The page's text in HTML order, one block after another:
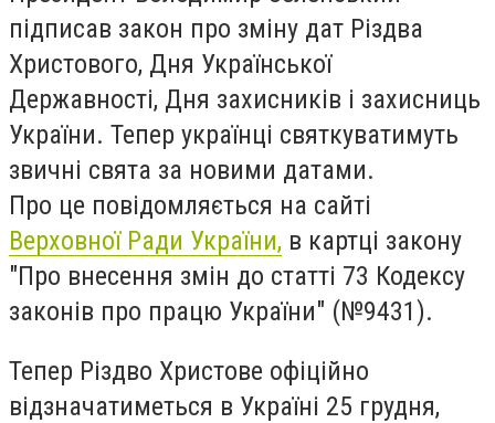
підписав закон про зміну дат Різдва
Христового, Дня Української
Державності, Дня захисників і захисниць
України. Тепер українці святкуватимуть
звичні свята за новими датами.
Про це повідомляється на сайті
Верховної Ради України, в картці закону
"Про внесення змін до статті 73 Кодексу
законів про працю України" (№9431).
Тепер Різдво Христове офіційно
відзначатиметься в Україні 25 грудня,